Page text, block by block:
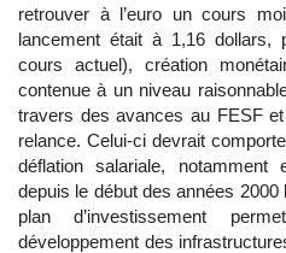
retrouver à l’euro un cours
lancement était à 1,16
cours actuel), création
contenue à un niveau
travers des avances au FESF
relance. Celui-ci devrait
déflation salariale,
depuis le début des années
plan d’investissement
développement des